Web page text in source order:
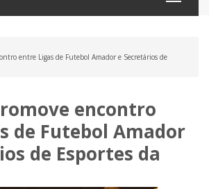
entre Ligas de Futebol Amador e Secretários de
encontro
de Futebol Amador
de Esportes da